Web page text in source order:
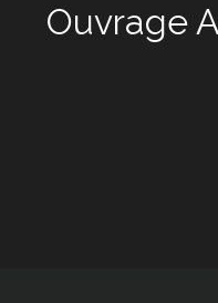
Ouvrage